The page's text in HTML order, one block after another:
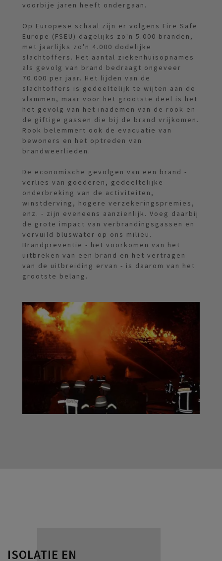
voorbije jaren heeft ondergaan.
Op Europese schaal zijn er volgens Fire Safe
Europe (FSEU) dagelijks zo'n 5.000 branden,
met jaarlijks zo'n 4.000 dodelijke
slachtoffers. Het aantal ziekenhuisopnames
als gevolg van brand bedraagt ongeveer
70.000 per jaar. Het lijden van de
slachtoffers is gedeeltelijk te wijten aan de
vlammen, maar voor het grootste deel is het
het gevolg van het inademen van de rook en
de giftige gassen die bij de brand vrijkomen.
Rook belemmert ook de evacuatie van
bewoners en het optreden van
brandweerlieden.
De economische gevolgen van een brand -
verlies van goederen, gedeeltelijke
onderbreking van de activiteiten,
winstderving, hogere verzekeringspremies,
enz. - zijn eveneens aanzienlijk. Voeg daarbij
de grote impact van verbrandingsgassen en
vervuild bluswater op ons milieu.
Brandpreventie - het voorkomen van het
uitbreken van een brand en het vertragen
van de uitbreiding ervan - is daarom van het
grootste belang.
ISOLATIE EN